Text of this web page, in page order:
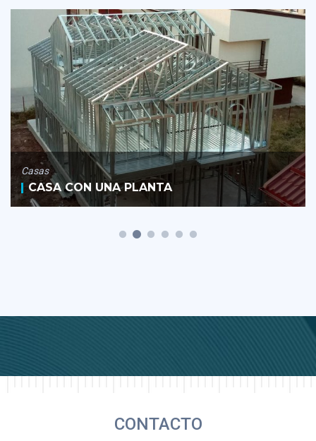
Casas
CASA CON UNA PLANTA
CONTACTO